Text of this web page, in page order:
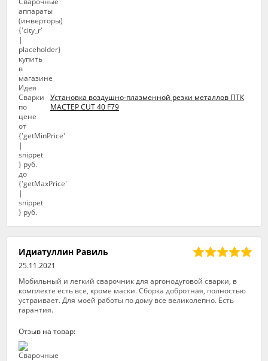
Установка воздушно-плазменной резки металлов ПТК
МАСТЕР CUT 40 F79
Идиатуллин Равиль
25.11.2021
Мобильный и легкий сварочник для аргонодуговой сварки, в
комплекте есть все, кроме маски. Сборка добротная, полностью
устраивает. Для моей работы по дому все великолепно. Есть
гарантия.
Отзыв на товар: